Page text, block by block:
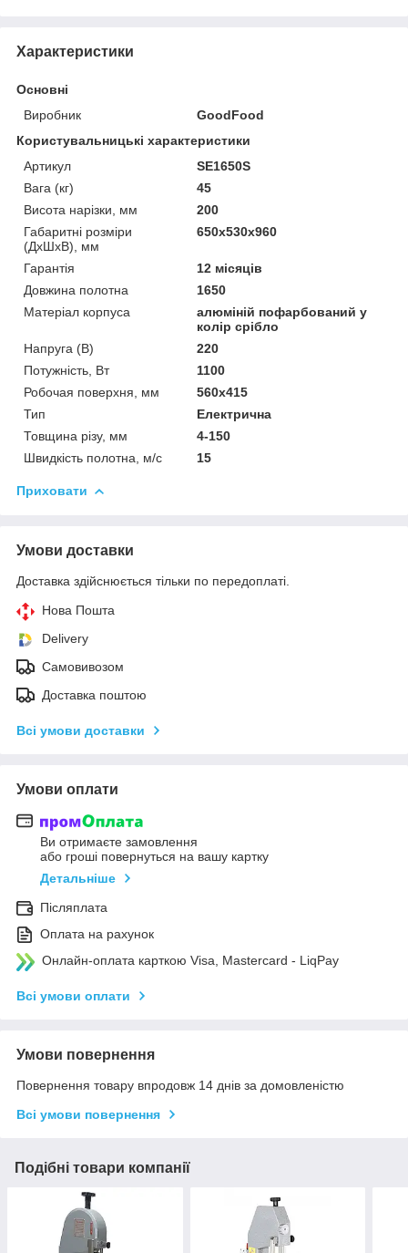
Характеристики
Основні
Виробник
GoodFood
Користувальницькі характеристики
Артикул
SE1650S
Вага (кг)
45
Висота нарізки, мм
200
Габаритні розміри
(ДхШхВ), мм
650x530x960
Гарантія
12 місяців
Довжина полотна
1650
Матеріал корпуса
алюміній пофарбований у
колір срібло
Напруга (В)
220
Потужність, Вт
1100
Робочая поверхня, мм
560х415
Тип
Електрична
Товщина різу, мм
4-150
Швидкість полотна, м/с
15
Приховати
Умови доставки
Доставка здійснюється тільки по передоплаті.
Нова Пошта
Delivery
Самовивозом
Доставка поштою
Всі умови доставки
Умови оплати
Ви отримаєте замовлення
або гроші повернуться на вашу картку
Детальніше
Післяплата
Оплата на рахунок
Онлайн-оплата карткою Visa, Mastercard - LiqPay
Всі умови оплати
Умови повернення
Повернення товару впродовж 14 днів за домовленістю
Всі умови повернення
Подібні товари компанії